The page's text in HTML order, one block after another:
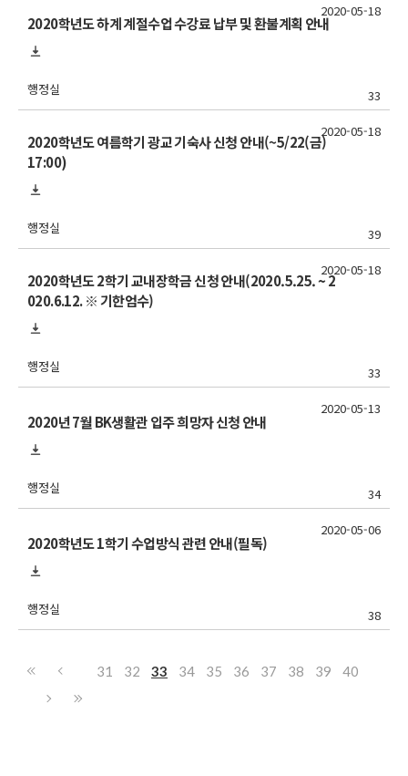
2020학년도 하계 계절수업 수강료 납부 및 환불계획 안내
행정실 33
2020-05-18
2020학년도 여름학기 광교 기숙사 신청 안내(~5/22(금)
17:00)
행정실 39
2020-05-18
2020학년도 2학기 교내장학금 신청 안내(2020.5.25. ~ 2
020.6.12. ※ 기한엄수)
행정실 33
2020-05-18
2020년 7월 BK생활관 입주 희망자 신청 안내
행정실 34
2020-05-13
2020학년도 1학기 수업방식 관련 안내(필독)
행정실 38
2020-05-06
31 32 33 34 35 36 37 38 39 40